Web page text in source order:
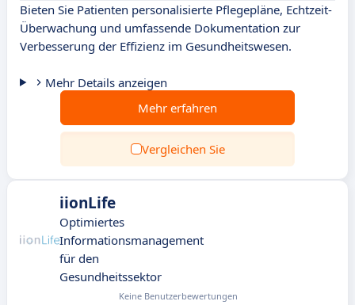
Bieten Sie Patienten personalisierte Pflegepläne, Echtzeit-
Überwachung und umfassende Dokumentation zur
Verbesserung der Effizienz im Gesundheitswesen.
Mehr Details anzeigen
Mehr erfahren
Vergleichen Sie
iionLife
Optimiertes
Informationsmanagement
für den
Gesundheitssektor
Keine Benutzerbewertungen